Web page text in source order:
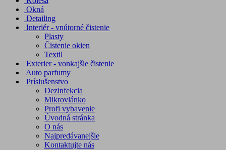
Okná
Detailing
Interiér - vnútorné čistenie
Plasty
Čistenie okien
Textil
Exterier - vonkajšie čistenie
Auto parfumy
Príslušenstvo
Dezinfekcia
Mikrovlánko
Profi vybavenie
Úvodná stránka
O nás
Najpredávanejšie
Kontaktujte nás